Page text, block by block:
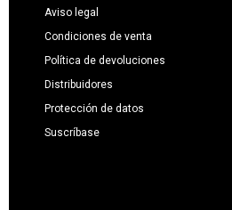
Aviso legal
Condiciones de venta
Política de devoluciones
Distribuidores
Protección de datos
Suscríbase